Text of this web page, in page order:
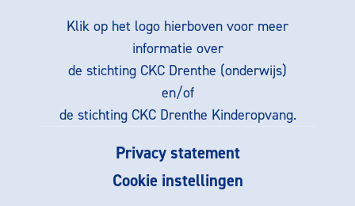
Klik op het logo hierboven voor meer
informatie over
de stichting CKC Drenthe (onderwijs)
en/of
de stichting CKC Drenthe Kinderopvang.
Privacy statement
Cookie instellingen